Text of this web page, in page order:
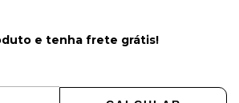
e tenha frete grátis!